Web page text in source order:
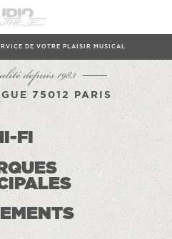
DE VOTRE PLAISIR MUSICAL
depuis 1983
75012 PARIS
FI